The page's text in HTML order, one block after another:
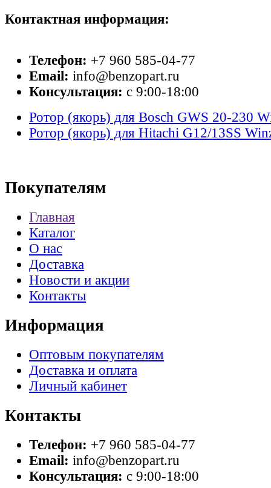
Контактная информация:
Телефон: +7 960 585-04-77
Email: info@benzopart.ru
Консультация: с 9:00-18:00
Ротор (якорь) для Bosch GWS 20-230
Ротор (якорь) для Hitachi G12/13SS
Покупателям
Главная
Каталог
О нас
Доставка
Новости и акции
Контакты
Информация
Оптовым покупателям
Доставка и оплата
Личный кабинет
Контакты
Телефон: +7 960 585-04-77
Email: info@benzopart.ru
Консультация: с 9:00-18:00